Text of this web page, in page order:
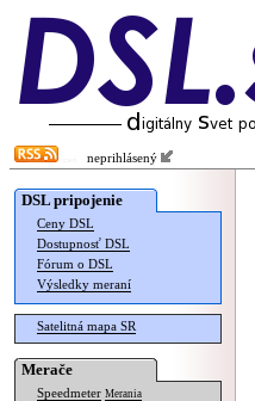
neprihlásený
DSL pripojenie
Ceny DSL
Dostupnosť DSL
Fórum o DSL
Výsledky meraní
Satelitná mapa SR
Merače
Speedmeter Merania